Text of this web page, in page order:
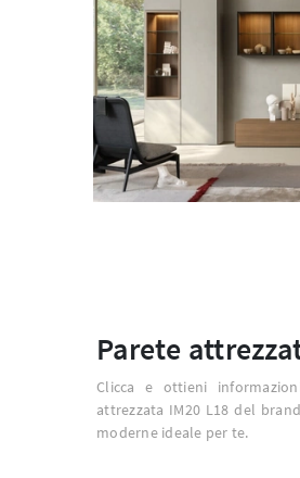
Parete
Clicca e ottieni
attrezzata IM20 L18 del
moderne ideale per te.